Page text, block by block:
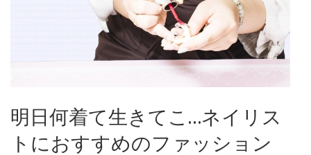
明日何着て生きてこ…ネイリス
トにおすすめのファッション